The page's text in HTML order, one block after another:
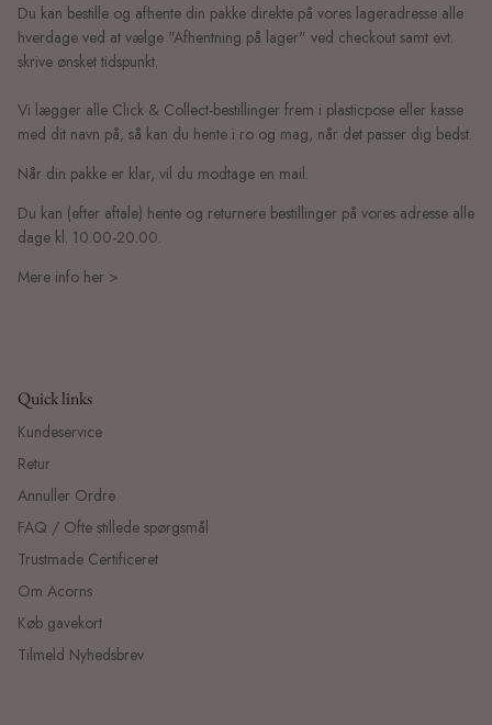
Du kan bestille og afhente din pakke direkte på vores lageradresse alle
hverdage ved at vælge "Afhentning på lager" ved checkout samt evt.
skrive ønsket tidspunkt.
Vi lægger alle Click & Collect-bestillinger frem i plasticpose eller kasse
med dit navn på, så kan du hente i ro og mag, når det passer dig bedst.
Når din pakke er klar, vil du modtage en mail.
Du kan (efter aftale) hente og returnere bestillinger på vores adresse alle
dage kl. 10.00-20.00.
Mere info her >
Quick links
Kundeservice
Retur
Annuller Ordre
FAQ / Ofte stillede spørgsmål
Trustmade Certificeret
Om Acorns
Køb gavekort
Tilmeld Nyhedsbrev